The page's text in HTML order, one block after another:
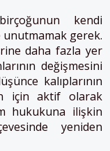
kendi
gerek.
daha fazla yer
değişmesini
kalıplarının
için aktif olarak
hukukuna ilişkin
yeniden